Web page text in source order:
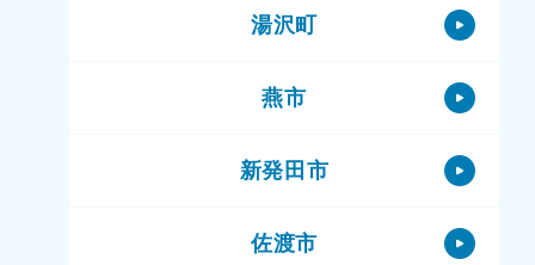
湯沢町
燕市
新発田市
佐渡市